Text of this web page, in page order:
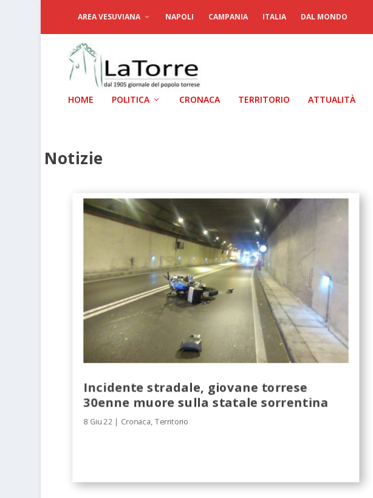
AREA VESUVIANA NAPOLI CAMPANIA ITALIA DAL MONDO
HOME POLITICA CRONACA TERRITORIO ATTUALITÀ
Notizie
Incidente stradale, giovane torrese
30enne muore sulla statale sorrentina
8 Giu 22 | Cronaca ,Territorio